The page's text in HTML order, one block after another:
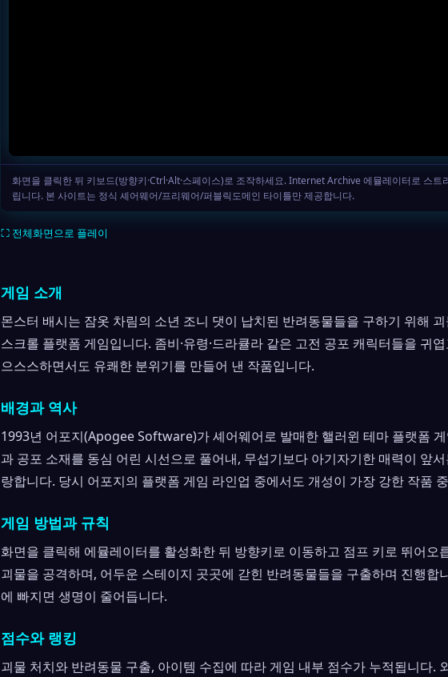
⛶ 전체화면으로 플레이
게임 소개
몬스터 배시는 잠옷 차림의 소년 조니 댓이 납치된 반려동물들을 구하기 위해
스크롤 플랫폼 게임입니다. 좀비·유령·드라큘라 같은 고전 공포 캐릭터들을 귀
으스스하면서도 유쾌한 분위기를 만들어 낸 작품입니다.
배경과 역사
1993년 어포지(Apogee Software)가 셰어웨어로 발매한 핼러윈 테마 플랫폼
과 공포 소재를 동심 어린 시선으로 풀어내, 무섭기보다 아기자기한 매력이 앞
랑합니다. 당시 어포지의 플랫폼 게임 라인업 중에서도 개성이 가장 강한 작품
게임 방법과 규칙
화면을 클릭해 에뮬레이터를 활성화한 뒤 방향키로 이동하고 점프 키로 뛰어오
괴물을 공격하며, 어두운 스테이지 곳곳에 갇힌 반려동물들을 구출하며 진행합
에 빠지면 생명이 줄어듭니다.
점수와 랭킹
괴물 처치와 반려동물 구출, 아이템 수집에 따라 게임 내부 점수가 누적됩니다.